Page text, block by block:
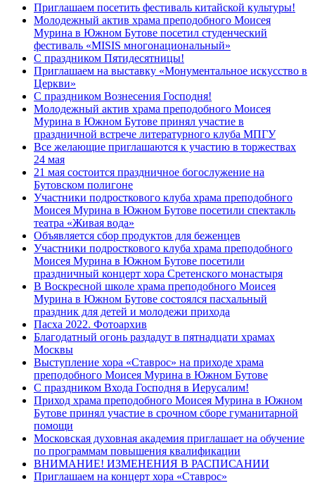
Приглашаем посетить фестиваль китайской культуры!
Молодежный актив храма преподобного Моисея
Мурина в Южном Бутове посетил студенческий
фестиваль «MISIS многонациональный»
С праздником Пятидесятницы!
Приглашаем на выставку «Монументальное искусство в
Церкви»
С праздником Вознесения Господня!
Молодежный актив храма преподобного Моисея
Мурина в Южном Бутове принял участие в
праздничной встрече литературного клуба МПГУ
Все желающие приглашаются к участию в торжествах
24 мая
21 мая состоится праздничное богослужение на
Бутовском полигоне
Участники подросткового клуба храма преподобного
Моисея Мурина в Южном Бутове посетили спектакль
театра «Живая вода»
Объявляется сбор продуктов для беженцев
Участники подросткового клуба храма преподобного
Моисея Мурина в Южном Бутове посетили
праздничный концерт хора Сретенского монастыря
В Воскресной школе храма преподобного Моисея
Мурина в Южном Бутове состоялся пасхальный
праздник для детей и молодежи прихода
Пасха 2022. Фотоархив
Благодатный огонь раздадут в пятнадцати храмах
Москвы
Выступление хора «Ставрос» на приходе храма
преподобного Моисея Мурина в Южном Бутове
С праздником Входа Господня в Иерусалим!
Приход храма преподобного Моисея Мурина в Южном
Бутове принял участие в срочном сборе гуманитарной
помощи
Московская духовная академия приглашает на обучение
по программам повышения квалификации
ВНИМАНИЕ! ИЗМЕНЕНИЯ В РАСПИСАНИИ
Приглашаем на концерт хора «Ставрос»